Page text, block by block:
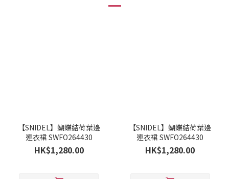
【SNIDEL】蝴蝶結荷葉邊
連衣裙 SWFO264430
HK$1,280.00
【SNIDEL】蝴蝶結荷葉邊
連衣裙 SWFO264430
HK$1,280.00